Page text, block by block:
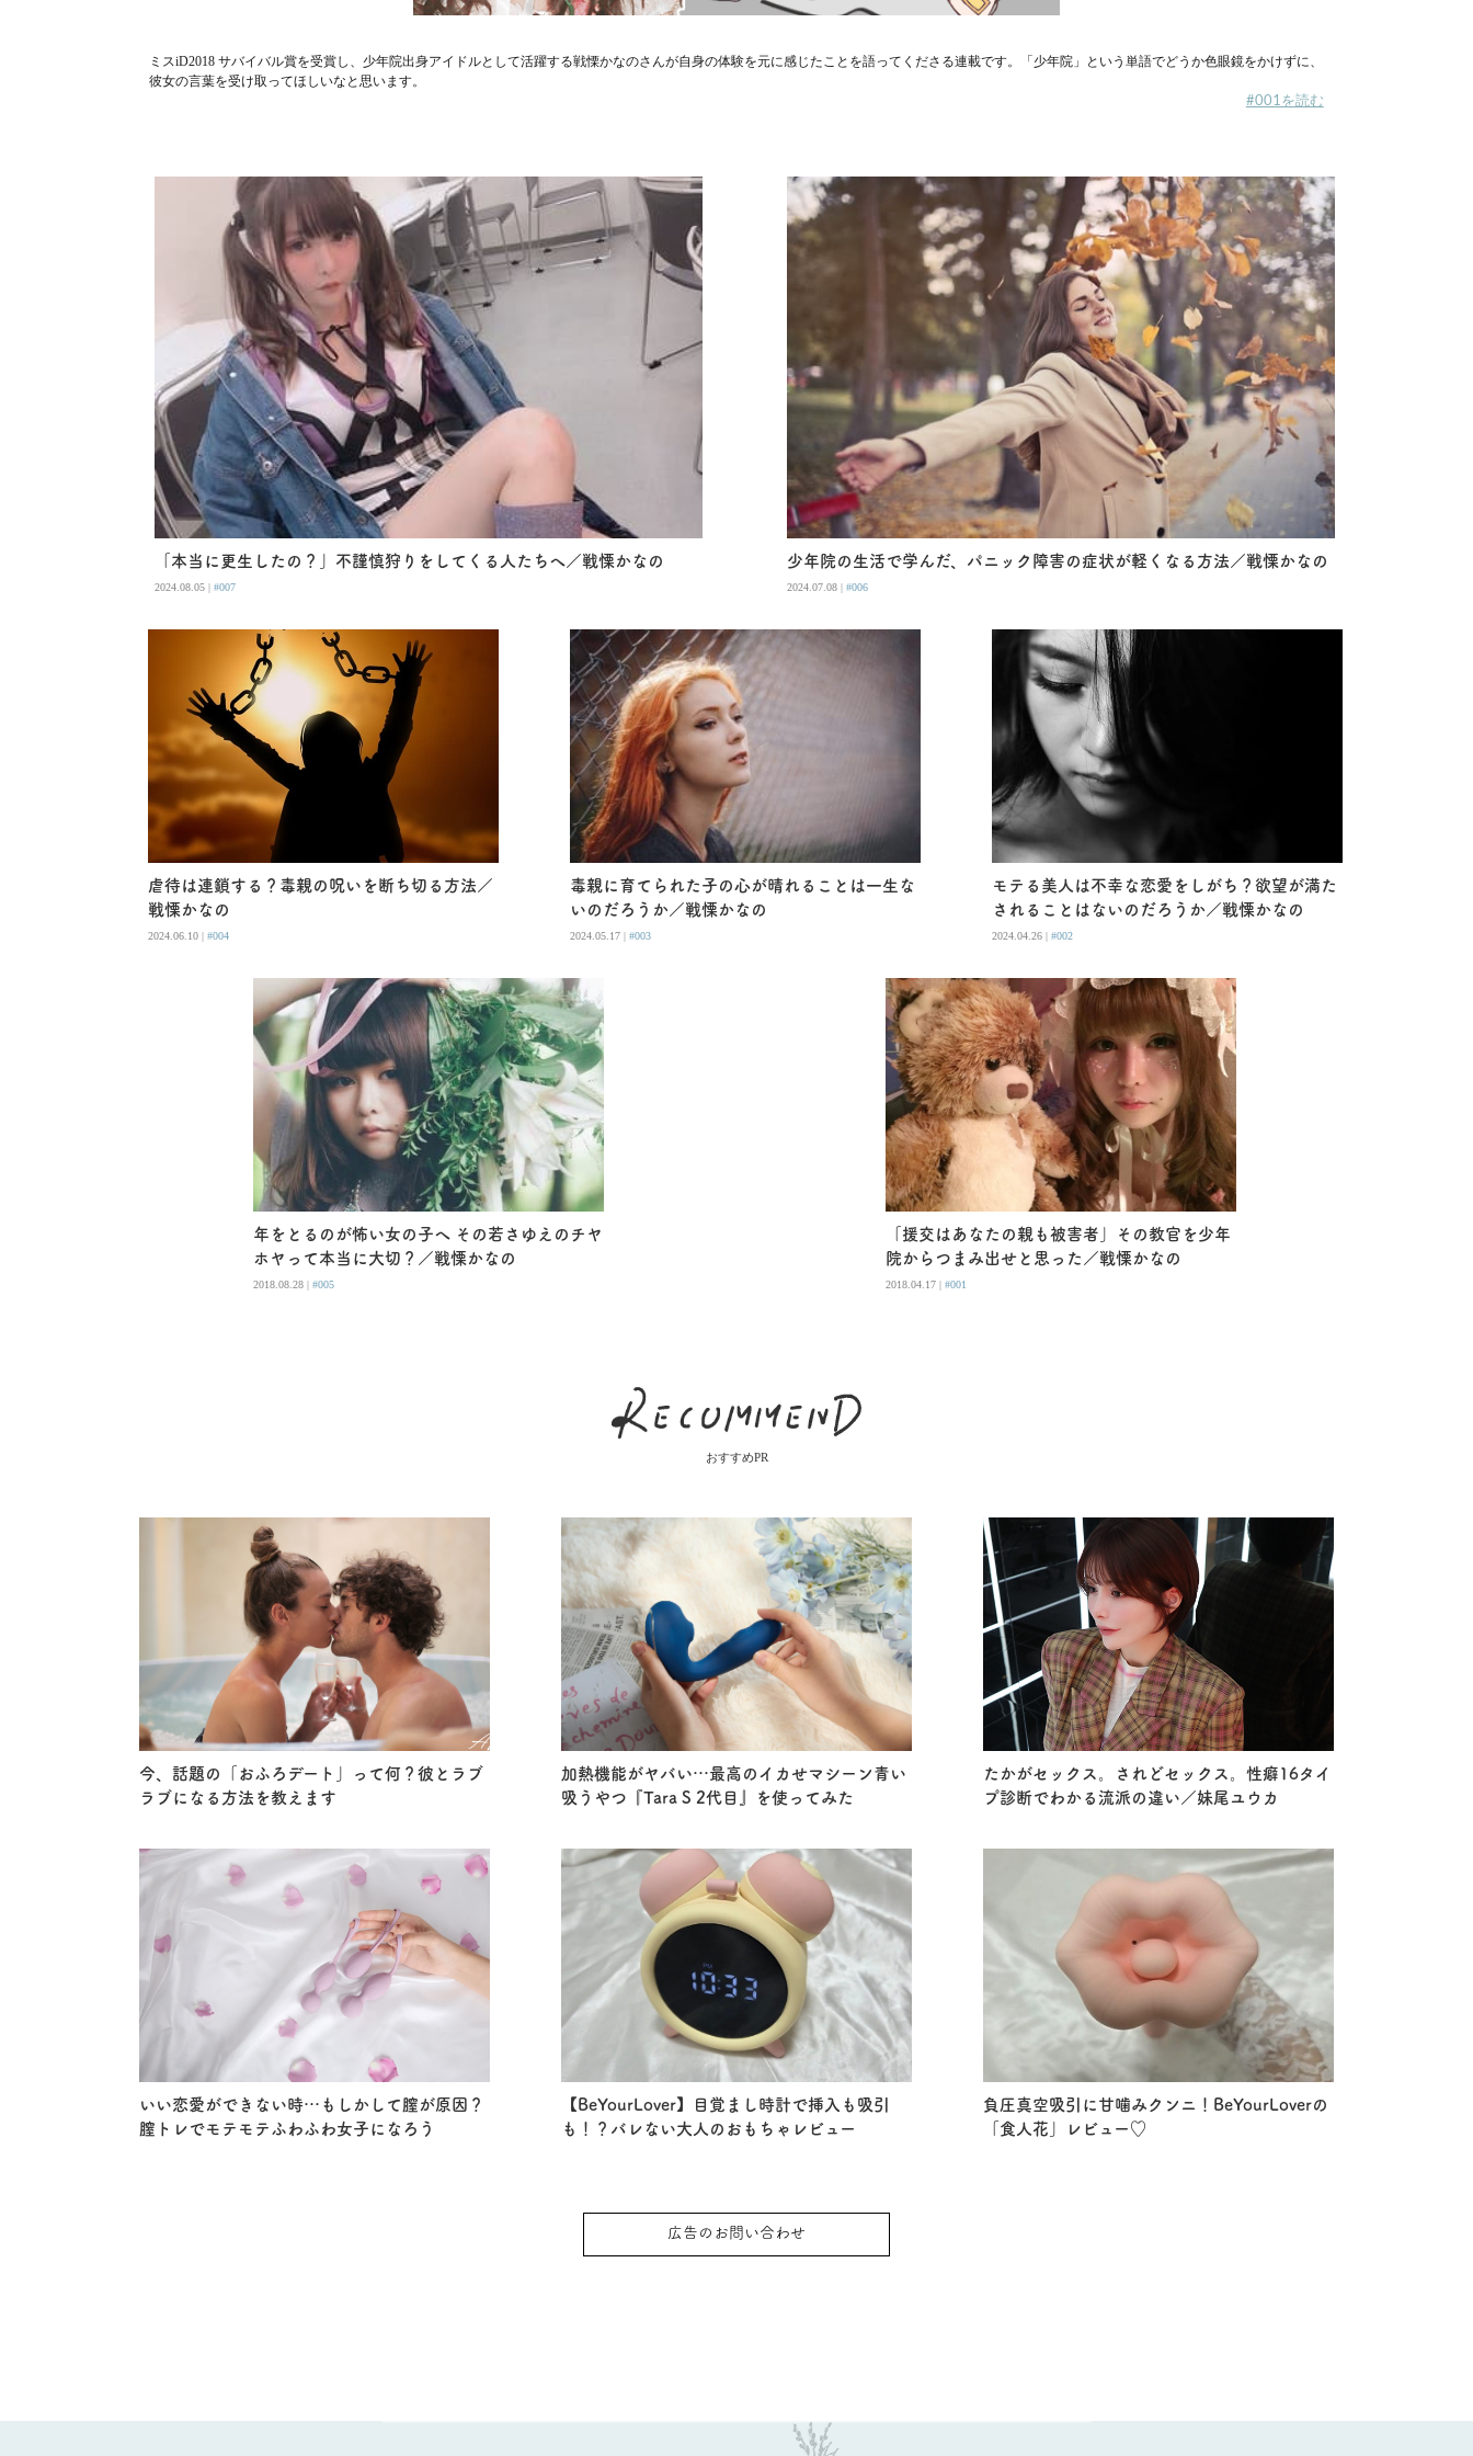
ミスiD2018 サバイバル賞を受賞し、少年院出身アイドルとして活躍する戦慄かなのさんが自身の体験を元に感じたことを語ってくださる連載です。「少年院」という単語でどうか色眼鏡をかけずに、
彼女の言葉を受け取ってほしいなと思います。
#001を読む
「本当に更生したの？」不謹慎狩りをしてくる人たちへ／戦慄かなの
2024.08.05 | #007
少年院の生活で学んだ、パニック障害の症状が軽くなる方法／戦慄かなの
2024.07.08 |#006
虐待は連鎖する？毒親の呪いを断ち切る方法／
戦慄かなの
2024.06.10 | #004
毒親に育てられた子の心が晴れることは一生な
いのだろうか／戦慄かなの
2024.05.17 | #003
モテる美人は不幸な恋愛をしがち？欲望が満た
されることはないのだろうか／戦慄かなの
2024.04.26 | #002
年をとるのが怖い女の子へ その若さゆえのチヤ
ホヤって本当に大切？／戦慄かなの
2018.08.28 | #005
「援交はあなたの親も被害者」その教官を少年
院からつまみ出せと思った／戦慄かなの
2018.04.17 |#001
おすすめPR
今、話題の「おふろデート」って何？彼とラブ
ラブになる方法を教えます
加熱機能がヤバい…最高のイカせマシーン青い
吸うやつ『Tara S 2代目』を使ってみた
たかがセックス。されどセックス。性癖16タイ
プ診断でわかる流派の違い／妹尾ユウカ
いい恋愛ができない時…もしかして膣が原因？
膣トレでモテモテふわふわ女子になろう
【BeYourLover】目覚まし時計で挿入も吸引
も！？バレない大人のおもちゃレビュー
負圧真空吸引に甘噛みクンニ！BeYourLoverの
「食人花」レビュー♡
広告のお問い合わせ